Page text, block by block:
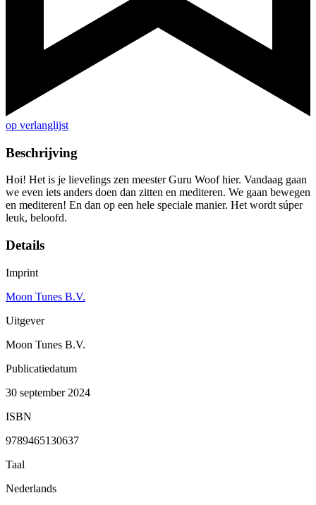
op verlanglijst
Beschrijving
Hoi! Het is je lievelings zen meester Guru Woof hier. Vandaag gaan
we even iets anders doen dan zitten en mediteren. We gaan bewegen
en mediteren! En dan op een hele speciale manier. Het wordt súper
leuk, beloofd.
Details
Imprint
Moon Tunes B.V.
Uitgever
Moon Tunes B.V.
Publicatiedatum
30 september 2024
ISBN
9789465130637
Taal
Nederlands